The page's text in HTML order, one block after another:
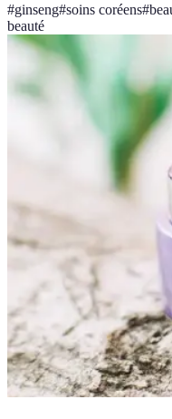
#ginseng#soins coréens#
beauté